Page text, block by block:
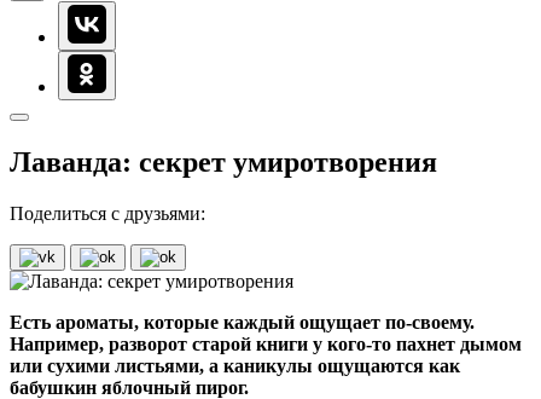
Лаванда: секрет умиротворения
Поделиться с друзьями:
Есть ароматы, которые каждый ощущает по-своему.
Например, разворот старой книги у кого-то пахнет дымом
или сухими листьями, а каникулы ощущаются как
бабушкин яблочный пирог.